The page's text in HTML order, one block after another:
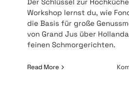
Der Schlüssel zur
Workshop lernst du, wie
die Basis für große
von Grand Jus über
feinen Schmorgerichten.
Read More